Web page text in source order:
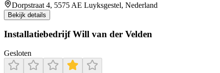
Dorpstraat 4, 5575 AE Luyksgestel, Nederland
Bekijk details
Installatiebedrijf Will van der Velden
Gesloten